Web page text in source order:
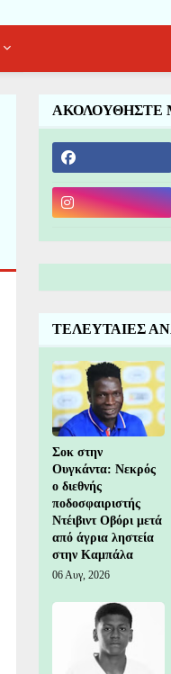
ΑΚΟΛΟΥΘΗΣΤΕ
ΤΕΛΕΥΤΑΙΕΣ
Σοκ στην
Ουγκάντα: Νεκρός
ο διεθνής
ποδοσφαιριστής
Ντέιβιντ Οβόρι μετά
από άγρια ληστεία
στην Καμπάλα
06 Αυγ, 2026